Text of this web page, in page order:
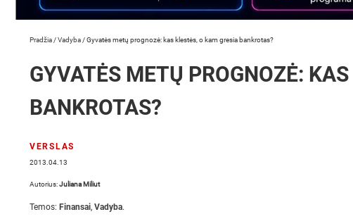
Pradžia /Vadyba /Gyvatės metų prognozė: kas klestės, o kam gresia bankrotas?
GYVATĖS METŲ PROGNOZĖ:
BANKROTAS?
VERSLAS
2013.04.13
Autorius:Juliana Miliut
Temos: Finansai, Vadyba.